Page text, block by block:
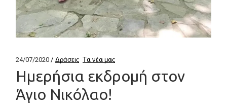
24/07/2020 Δράσεις Τα νέα μας
Ημερήσια εκδρομή στον
Άγιο Νικόλαο!